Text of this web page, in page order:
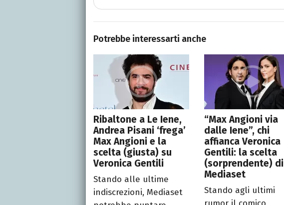
Potrebbe interessarti anche
Ribaltone a Le Iene,
Andrea Pisani ‘frega’
Max Angioni e la
scelta (giusta) su
Veronica Gentili
Stando alle ultime
indiscrezioni, Mediaset
“Max Angioni via
dalle Iene”, chi
affianca Veronica
Gentili: la scelta
(sorprendente) di
Mediaset
Stando agli ultimi